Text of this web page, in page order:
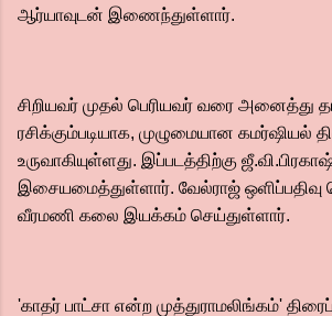
ஆர்யாவுடன் இணைந்துள்ளார்.
சிறியவர் முதல் பெரியவர் வரை அனைத்து
ரசிக்கும்படியாக, முழுமையான கமர்ஷியல்
உருவாகியுள்ளது. இப்படத்திற்கு
இசையமைத்துள்ளார். வேல்ராஜ் ஒளிப்பதிவு
வீரமணி கலை இயக்கம் செய்துள்ளார்.
'காதர் பாட்சா என்ற முத்துராமலிங்கம்'